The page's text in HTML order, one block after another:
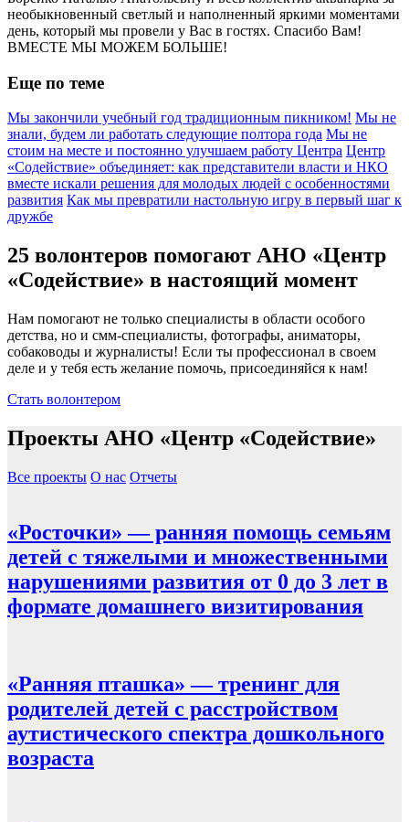
необыкновенный светлый и наполненный яркими моментами
день, который мы провели у Вас в гостях. Спасибо Вам!
ВМЕСТЕ МЫ МОЖЕМ БОЛЬШЕ!
Еще по теме
Мы закончили учебный год традиционным пикником! Мы не
знали, будем ли работать следующие полтора года Мы не
стоим на месте и постоянно улучшаем работу Центра Центр
«Содействие» объединяет: как представители власти и НКО
вместе искали решения для молодых людей с особенностями
развития Как мы превратили настольную игру в первый шаг к
дружбе
25 волонтеров помогают АНО «Центр
«Содействие» в настоящий момент
Нам помогают не только специалисты в области особого
детства, но и смм-специалисты, фотографы, аниматоры,
собаководы и журналисты! Если ты профессионал в своем
деле и у тебя есть желание помочь, присоединяйся к нам!
Стать волонтером
Проекты АНО «Центр «Содействие»
Все проекты О нас Отчеты
«Росточки» — ранняя помощь семьям
детей с тяжелыми и множественными
нарушениями развития от 0 до 3 лет в
формате домашнего визитирования
«Ранняя пташка» — тренинг для
родителей детей с расстройством
аутистического спектра дошкольного
возраста